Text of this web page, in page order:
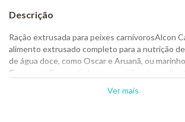
Não sei meu CEP
Ração extrusada para peixes carnívorosAlcon
alimento extrusado completo para a nutrição
de água doce, como Oscar e Aruanã, ou
Garoupas. Com variada composição e
nutrientes. Além de enzimas digestivas,
Ver mais